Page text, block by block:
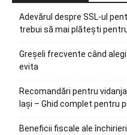
Adevărul despre SSL-ul
trebui să mai plătești
Greșeli frecvente când
evita
Recomandări pentru
Iași – Ghid complet pentru
Beneficii fiscale ale